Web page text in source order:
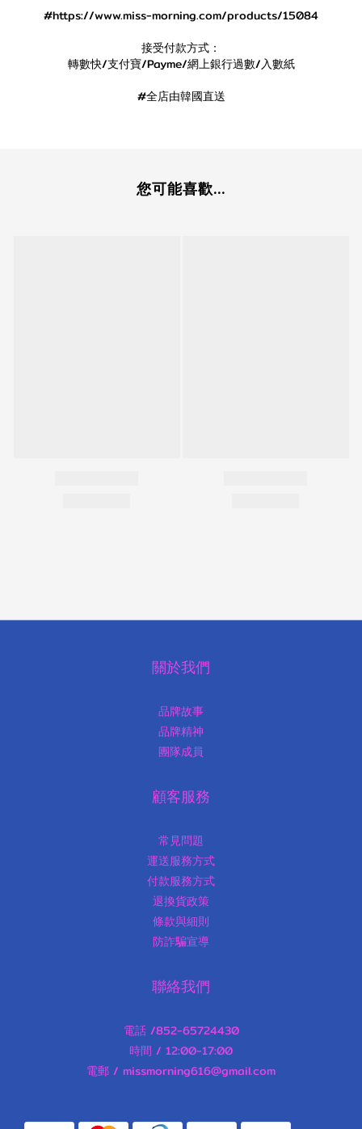
#https://www.miss-morning.com/products/15084
接受付款方式：
轉數快/支付寶/Payme/網上銀行過數/入數紙
#全店由韓國直送
您可能喜歡...
關於我們
品牌故事
品牌精神
團隊成員
顧客服務
常見問題
運送服務方式
付款服務方式
退換貨政策
條款與細則
防詐騙宣導
聯絡我們
電話 /852-65724430
時間 / 12:00-17:00
電郵 / missmorning616@gmail.com